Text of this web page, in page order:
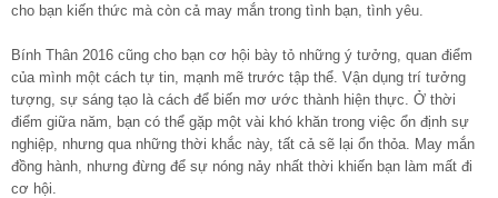
cho bạn kiến thức mà còn cả may mắn trong tình bạn, tình yêu.
Bính Thân 2016 cũng cho bạn cơ hội bày tỏ những ý tưởng, quan điểm
của mình một cách tự tin, mạnh mẽ trước tập thể. Vận dụng trí tưởng
tượng, sự sáng tạo là cách để biến mơ ước thành hiện thực. Ở thời
điểm giữa năm, bạn có thể gặp một vài khó khăn trong việc ổn định sự
nghiệp, nhưng qua những thời khắc này, tất cả sẽ lại ổn thỏa. May mắn
đồng hành, nhưng đừng để sự nóng nảy nhất thời khiến bạn làm mất đi
cơ hội.